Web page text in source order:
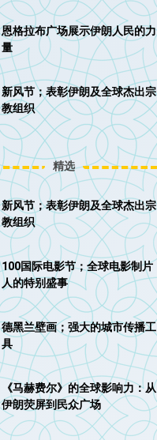
恩格拉布广场展示伊朗人民的力
量
新风节；表彰伊朗及全球杰出宗
教组织
精选
新风节；表彰伊朗及全球杰出宗
教组织
100国际电影节；全球电影制片
人的特别盛事
德黑兰壁画；强大的城市传播工
具
《马赫费尔》的全球影响力：从
伊朗荧屏到民众广场